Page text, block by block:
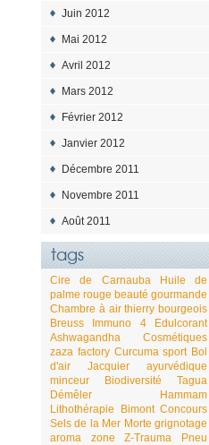
Juin 2012
Mai 2012
Avril 2012
Mars 2012
Février 2012
Janvier 2012
Décembre 2011
Novembre 2011
Août 2011
tags
Cire de Carnauba
Huile de
palme rouge beauté gourmande
Chambre à air thierry bourgeois
Breuss
Immuno 4
Edulcorant
Ashwagandha
Cosmétiques
zaza factory Curcuma sport Bol
d'air Jacquier
ayurvédique
minceur
Biodiversité
Tagua
Démêler
Hammam
Lithothérapie
Bimont Concours
Sels de la Mer Morte grignotage
aroma zone
Z-Trauma
Pneu